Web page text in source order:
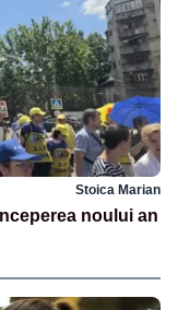
Stoica Marian
noului an